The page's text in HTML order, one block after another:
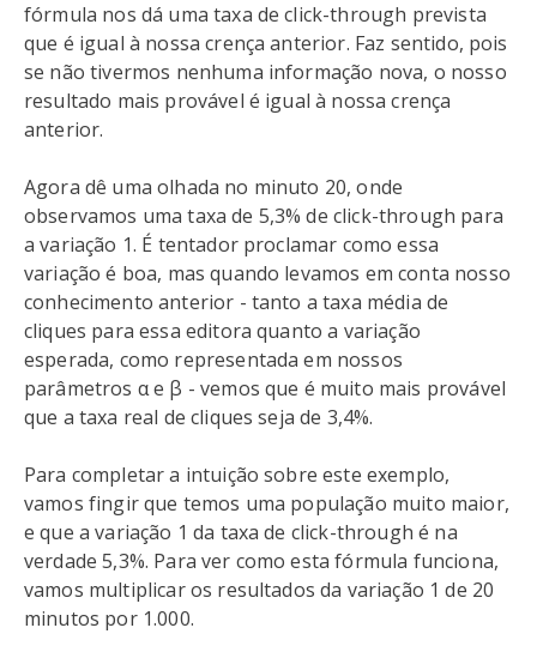
fórmula nos dá uma taxa de click-through prevista
que é igual à nossa crença anterior. Faz sentido, pois
se não tivermos nenhuma informação nova, o nosso
resultado mais provável é igual à nossa crença
anterior.
Agora dê uma olhada no minuto 20, onde
observamos uma taxa de 5,3% de click-through para
a variação 1. É tentador proclamar como essa
variação é boa, mas quando levamos em conta nosso
conhecimento anterior - tanto a taxa média de
cliques para essa editora quanto a variação
esperada, como representada em nossos
parâmetros α e β - vemos que é muito mais provável
que a taxa real de cliques seja de 3,4%.
Para completar a intuição sobre este exemplo,
vamos fingir que temos uma população muito maior,
e que a variação 1 da taxa de click-through é na
verdade 5,3%. Para ver como esta fórmula funciona,
vamos multiplicar os resultados da variação 1 de 20
minutos por 1.000.